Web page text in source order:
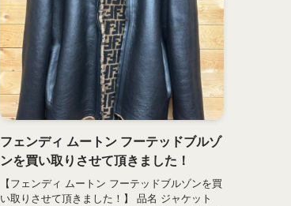
フェンディ ムートン フーテッドブルゾ
ンを買い取りさせて頂きました！
【フェンディ ムートン フーテッドブルゾンを買
い取りさせて頂きました！】 品名 ジャケット